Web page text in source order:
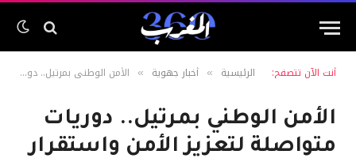
أنت الآن تتصفح: الرئيسية » أخبار جهوية » الأمن الوطني بمرتيل.. دوريات متواصلة لتعزيز الأمن واستقرار المدينة
الأمن الوطني بمرتيل.. دوريات
متواصلة لتعزيز الأمن واستقرار